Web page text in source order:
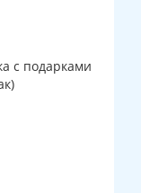
с подарками